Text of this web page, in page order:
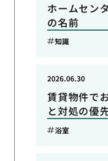
ホームセン
の名前
知識
賃貸物件で
と対処の優
2026.06.30
浴室